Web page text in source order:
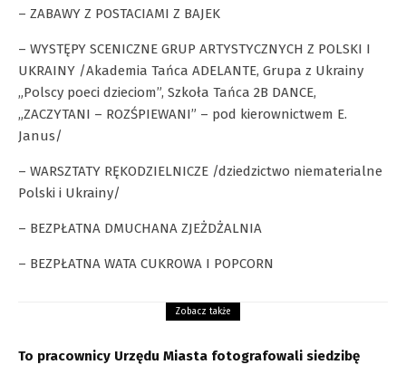
– ZABAWY Z POSTACIAMI Z BAJEK
– WYSTĘPY SCENICZNE GRUP ARTYSTYCZNYCH Z POLSKI I
UKRAINY /Akademia Tańca ADELANTE, Grupa z Ukrainy
„Polscy poeci dzieciom”, Szkoła Tańca 2B DANCE,
„ZACZYTANI – ROZŚPIEWANI” – pod kierownictwem E.
Janus/
– WARSZTATY RĘKODZIELNICZE /dziedzictwo niematerialne
Polski i Ukrainy/
– BEZPŁATNA DMUCHANA ZJEŻDŻALNIA
– BEZPŁATNA WATA CUKROWA I POPCORN
Zobacz także
To pracownicy Urzędu Miasta fotografowali siedzibę